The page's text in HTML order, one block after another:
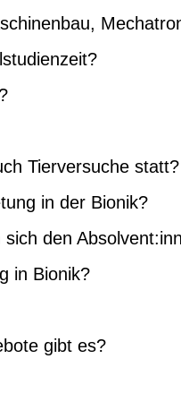
Tierversuche statt?
in der Bionik?
den
in Bionik?
gibt es?